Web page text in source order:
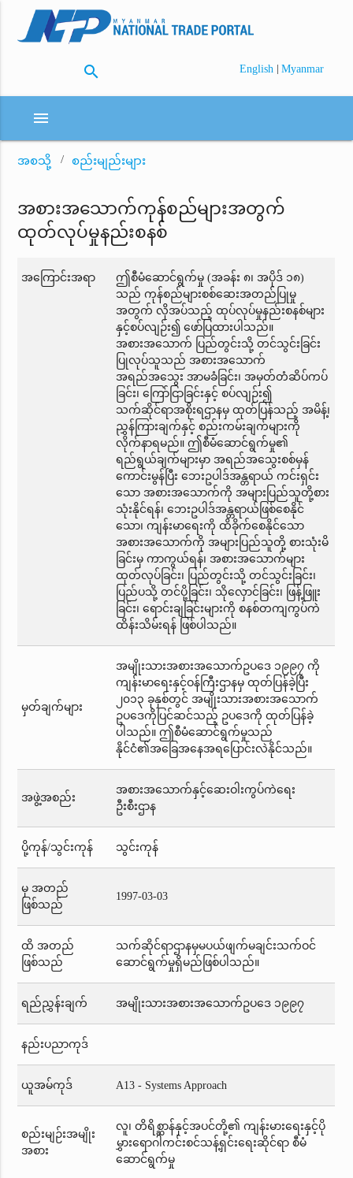
search English | Myanmar
menu
အစသို့ စည်းမျည်းများ
အစားအသောက်ကုန်စည်များအတွက်
ထုတ်လုပ်မှုနည်းစနစ်
အကြောင်းအရာ
ဤစီမံဆောင်ရွက်မှု (အခန်း ၈၊ အပိုဒ် ၁၈)
သည် ကုန်စည်များစစ်ဆေးအတည်ပြုမှု
အတွက် လိုအပ်သည့် ထုပ်လုပ်မှုနည်းစနစ်များ
နှင့်စပ်လျဉ်း၍ ဖော်ပြထားပါသည်။
အစားအသောက် ပြည်တွင်းသို့ တင်သွင်းခြင်း
ပြုလုပ်သူသည် အစားအသောက်
အရည်အသွေး အာမခံခြင်း၊ အမှတ်တံဆိပ်ကပ်
ခြင်း၊ ကြော်ငြာခြင်းနှင့် စပ်လျဉ်း၍
သက်ဆိုင်ရာအစိုးရဌာနမှ ထုတ်ပြန်သည့် အမိန့်၊
ညွှန်ကြားချက်နှင့် စည်းကမ်းချက်များကို
လိုက်နာရမည်။ ဤစီမံဆောင်ရွက်မှု၏
ရည်ရွယ်ချက်များမှာ အရည်အသွေးစစ်မှန်
ကောင်းမွန်ပြီး ဘေးဥပါဒ်အန္တရာယ် ကင်းရှင်း
သော အစားအသောက်ကို အများပြည်သူတို့စား
သုံးနိုင်ရန်၊ ဘေးဥပါဒ်အန္တရာယ်ဖြစ်စေနိုင်
သော၊ ကျန်းမာရေးကို ထိခိုက်စေနိုင်သော
အစားအသောက်ကို အများပြည်သူတို့ စားသုံးမိ
ခြင်းမှ ကာကွယ်ရန်၊ အစားအသောက်များ
ထုတ်လုပ်ခြင်း၊ ပြည်တွင်းသို့ တင်သွင်းခြင်း၊
ပြည်ပသို့ တင်ပို့ခြင်း၊ သိုလှောင်ခြင်း၊ ဖြန့်ဖြူး
ခြင်း၊ ရောင်းချခြင်းများကို စနစ်တကျကွပ်ကဲ
ထိန်းသိမ်းရန် ဖြစ်ပါသည်။
မှတ်ချက်များ
အမျိုးသားအစားအသောက်ဥပဒေ ၁၉၉၇ ကို
ကျန်းမာရေးနှင့်ဝန်ကြီးဌာနမှ ထုတ်ပြန်ခဲ့ပြီး
၂၀၁၃ ခုနှစ်တွင် အမျိုးသားအစားအသောက်
ဥပဒေကိုပြင်ဆင်သည့် ဥပဒေကို ထုတ်ပြန်ခဲ့
ပါသည်။ ဤစီမံဆောင်ရွက်မှုသည်
နိုင်ငံ၏အခြေအနေအရပြောင်းလဲနိုင်သည်။
အဖွဲ့အစည်း
အစားအသောက်နှင့်ဆေးဝါးကွပ်ကဲရေး
ဦးစီးဌာန
ပို့ကုန်/သွင်းကုန် သွင်းကုန်
မှ အတည်
ဖြစ်သည်
1997-03-03
ထိ အတည်
ဖြစ်သည်
သက်ဆိုင်ရာဌာနမှမပယ်ဖျက်မချင်းသက်ဝင်
ဆောင်ရွက်မှုရှိမည်ဖြစ်ပါသည်။
ရည်ညွှန်းချက် အမျိုးသားအစားအသောက်ဥပဒေ ၁၉၉၇
နည်းပညာကုဒ်
ယူအမ်ကုဒ် A13 - Systems Approach
စည်းမျဉ်းအမျိုး
အစား
လူ၊ တိရိစ္ဆာန်နှင့်အပင်တို့၏ ကျန်းမားရေးနှင့်ပို
မွှားရောဂါကင်းစင်သန့်ရှင်းရေးဆိုင်ရာ စီမံ
ဆောင်ရွက်မှု